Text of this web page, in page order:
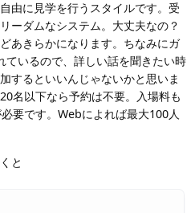
由に見学を行うスタイルです。受
ーダムなシステム。大丈夫なの？
あきらかになります。ちなみにガ
ているので、詳しい話を聞きたい時
するといいんじゃないかと思いま
名以下なら予約は不要。入場料も
要です。Webによれば最大100人
と